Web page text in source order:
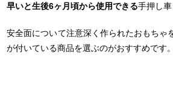
早いと生後6ヶ月頃から使用できる手押し車
安全面について注意深く作られたおもちゃ
が付いている商品を選ぶのがおすすめです。